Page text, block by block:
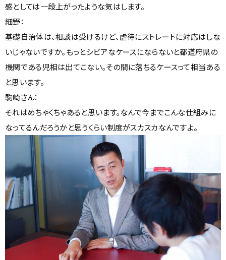
感としては一段上がったような気はします。
細野：
基礎自治体は、相談は受けるけど、虐待にストレートに対応はしな
いじゃないですか。もっとシビアなケースにならないと都道府県の
機関である児相は出てこない。その間に落ちるケースって相当ある
と思います。
駒崎さん：
それはめちゃくちゃあると思います。なんで今までこんな仕組みに
なってるんだろうかと思うくらい制度がスカスカなんですよ。